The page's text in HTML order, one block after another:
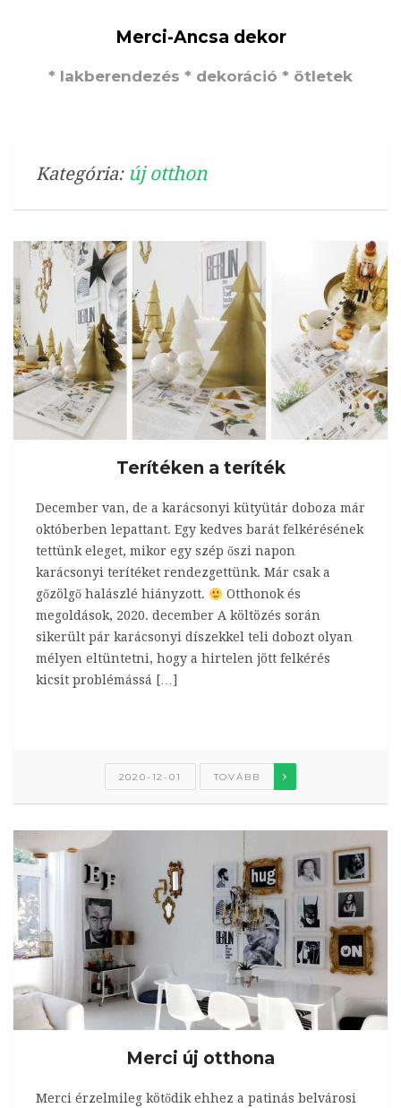
Merci-Ancsa dekor
* lakberendezés * dekoráció * ötletek
Kategória: új otthon
Terítéken a teríték
December van, de a karácsonyi kütyütár doboza már
októberben lepattant. Egy kedves barát felkérésének
tettünk eleget, mikor egy szép őszi napon
karácsonyi terítéket rendezgettünk. Már csak a
gőzölgő halászlé hiányzott.
Otthonok és
megoldások, 2020. december A költözés során
sikerült pár karácsonyi díszekkel teli dobozt olyan
mélyen eltüntetni, hogy a hirtelen jött felkérés
kicsit problémássá […]
2020-12-01 TOVÁBB
Merci új otthona
Merci érzelmileg kötődik ehhez a patinás belvárosi